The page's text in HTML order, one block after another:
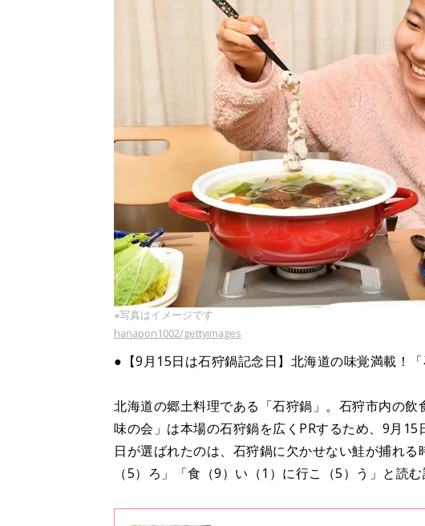
※写真はイメージです
hanapon1002/gettyimages
●【9月15日は石狩鍋記念日】北海道の味覚満載！「
北海道の郷土料理である「石狩鍋」。石狩市内の
味の会」は本場の石狩鍋を広くPRするため、9月
日が選ばれたのは、石狩鍋に欠かせない鮭が捕れ
（5）ろ」「食（9）い（1）に行こ（5）う」と読